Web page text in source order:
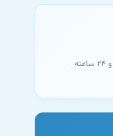
تبدیل شماره کارت به شماره شبا - بانک ملی. دریافت آنلاین و فوری نتیجه با اتصال مستقیم به سامانه‌های رسمی بانکی. خدمات امن و ۲۴ ساعته